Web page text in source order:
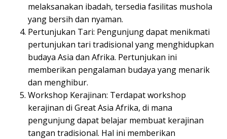
melaksanakan ibadah, tersedia fasilitas mushola
yang bersih dan nyaman.
Pertunjukan Tari: Pengunjung dapat menikmati
pertunjukan tari tradisional yang menghidupkan
budaya Asia dan Afrika. Pertunjukan ini
memberikan pengalaman budaya yang menarik
dan menghibur.
Workshop Kerajinan: Terdapat workshop
kerajinan di Great Asia Afrika, di mana
pengunjung dapat belajar membuat kerajinan
tangan tradisional. Hal ini memberikan